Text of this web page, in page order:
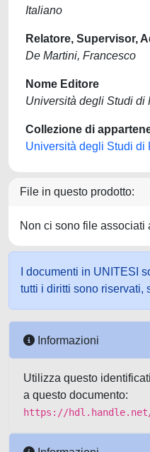
Italiano
Relatore, Supervisor,
De Martini, Francesco
Nome Editore
Università degli Studi di
Collezione di
Università degli Studi di
File in questo prodotto:
Non ci sono file associati
I documenti in UNITESI
tutti i diritti sono riservati,
Informazioni
Utilizza questo
a questo documento:
https://hdl.handle.net/